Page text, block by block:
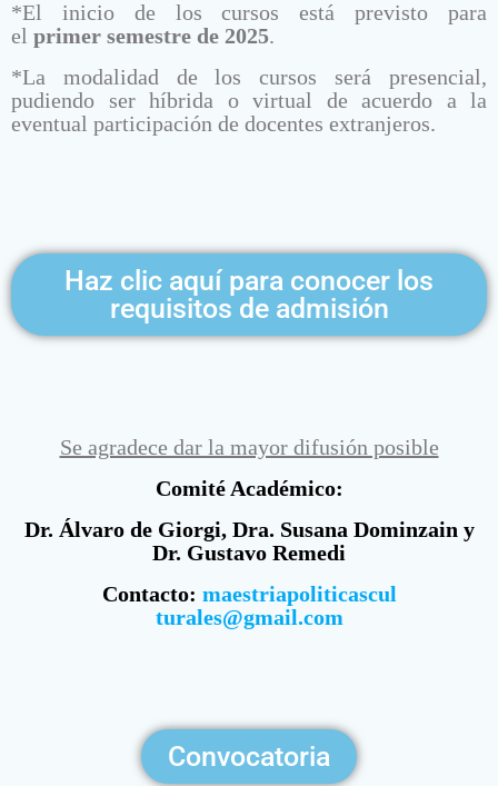
*El inicio de los cursos está previsto para
el primer semestre de 2025.
*La modalidad de los cursos será presencial,
pudiendo ser híbrida o virtual de acuerdo a la
eventual participación de docentes extranjeros.
Haz clic aquí para conocer los
requisitos de admisión
Se agradece dar la mayor difusión posible
Comité Académico:
Dr. Álvaro de Giorgi, Dra. Susana Dominzain y
Dr. Gustavo Remedi
Contacto: maestriapoliticascul
turales@gmail.com
Convocatoria